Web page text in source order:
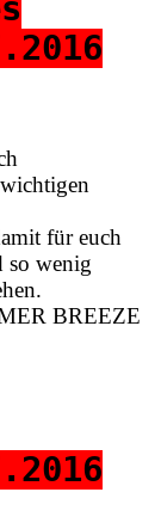
für euch
so wenig
BREEZE